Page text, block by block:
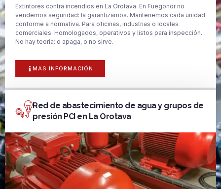
Extintores contra incendios en La Orotava. En Fuegonor no
vendemos seguridad: la garantizamos. Mantenemos cada unidad
conforme a normativa. Para oficinas, industrias o locales
comerciales. Homologados, operativos y listos para inspección.
No hay teoría: o apaga, o no sirve.
MAS INFORMACIÓN
Red de abastecimiento de agua y grupos de
presión PCI en La Orotava